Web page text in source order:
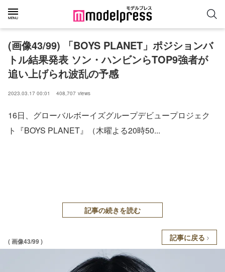
(画像43/99) 「BOYS PLANET」ポジションバ
トル結果発表 ソン・ハンビンらTOP9強者が
追い上げられ波乱の予感
2023.03.17 00:01 408,707 views
16日、グローバルボーイズグループデビュープロジェク
ト『BOYS PLANET』（木曜よる20時50...
記事の続きを読む
( 画像43/99 ) 記事に戻る